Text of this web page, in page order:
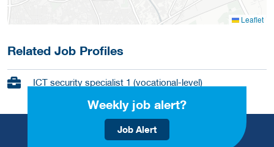
Leaflet
Related Job Profiles
ICT security specialist 1 (vocational-level)
Weekly job alert?
Job Alert